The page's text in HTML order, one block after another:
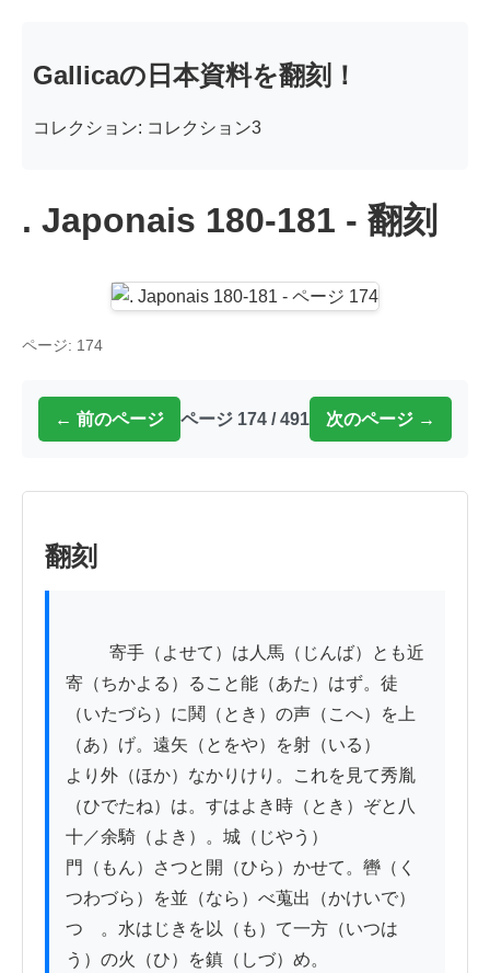
Gallicaの日本資料を翻刻！
コレクション: コレクション3
. Japonais 180-181 - 翻刻
ページ: 174
← 前のページ ページ 174 / 491 次のページ →
翻刻
寄（ちかよる）ること能（あた）はず。徒
（いたづら）に鬨（とき）の声（こへ）を上
（あ）げ。遠矢（とをや）を射（いる）
より外（ほか）なかりけり。これを見て秀胤
（ひでたね）は。すはよき時（とき）ぞと八
十／余騎（よき）。城（じやう）
門（もん）さつと開（ひら）かせて。轡（く
つわづら）を並（なら）べ蒐出（かけいで）
つゝ。水はじきを以（も）て一方（いつは
う）の火（ひ）を鎮（しづ）め。